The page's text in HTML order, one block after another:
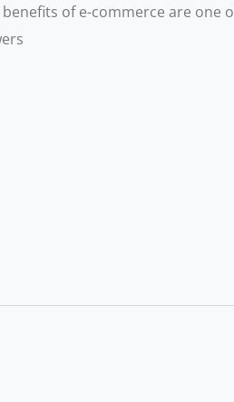
of e-commerce are one